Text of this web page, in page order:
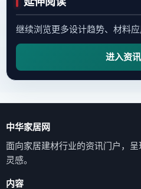
继续浏览更多设计趋势、材料应
进入资
中华家居网
面向家居建材行业的资讯门户，
灵感。
内容